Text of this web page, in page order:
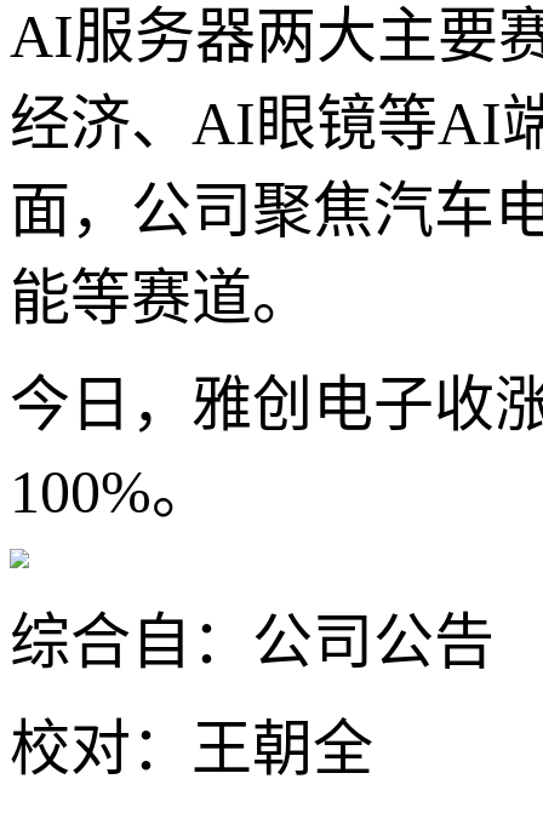
AI服务器两大主要
经济、AI眼镜等AI
面，公司聚焦汽车
能等赛道。
今日，雅创电子收
100%。
综合自：公司公告
校对：王朝全